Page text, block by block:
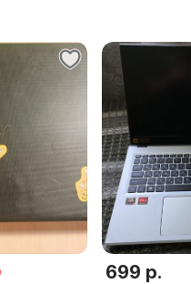
699 р.